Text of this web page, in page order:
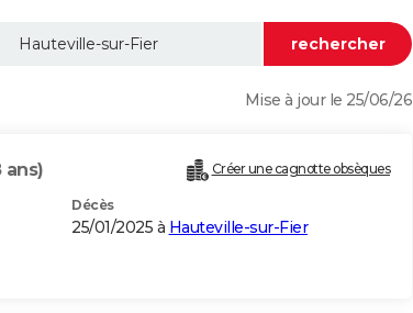
Mise à jour le 25/06/26
ans) Créer une cagnotte obsèques
Décès
25/01/2025 à Hauteville-sur-Fier